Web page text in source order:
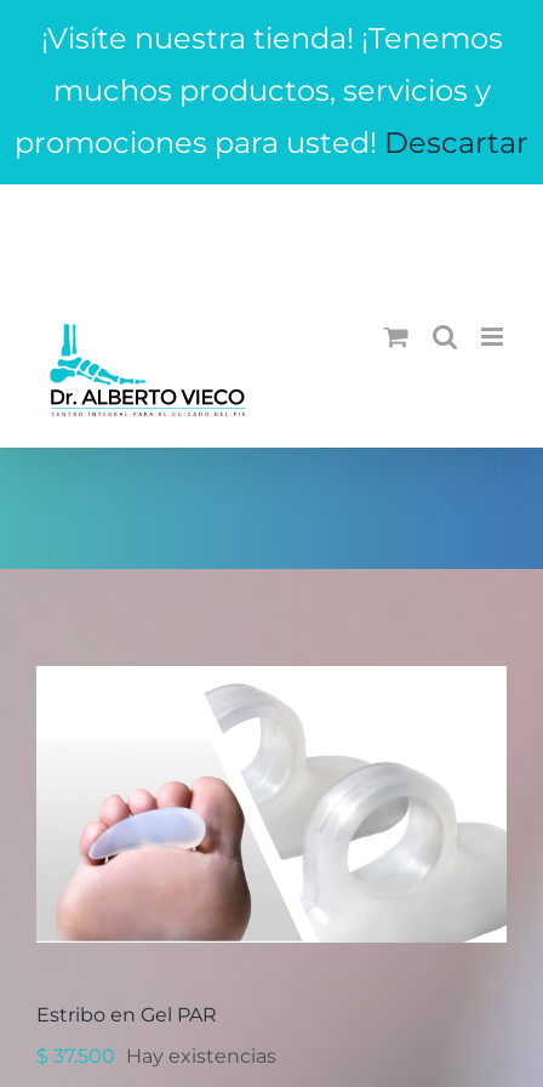
¡Visíte nuestra tienda! ¡Tenemos
muchos productos, servicios y
promociones para usted! Descartar
contenido
Estribo en Gel PAR
$ 37.500 Hay existencias